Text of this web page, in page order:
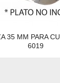
35 MM PARA
6019